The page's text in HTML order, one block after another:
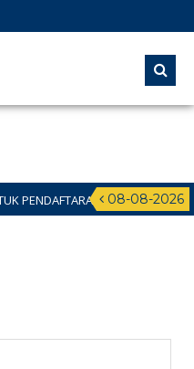
08-08-2026
SPMB JALUR DOMISILI 11 JUNI